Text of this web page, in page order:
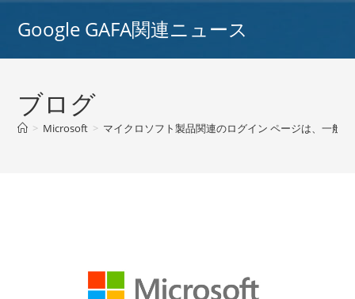
Google GAFA関連ニュース
ブログ
> Microsoft > マイクロソフト製品関連のログイン ページは、一般